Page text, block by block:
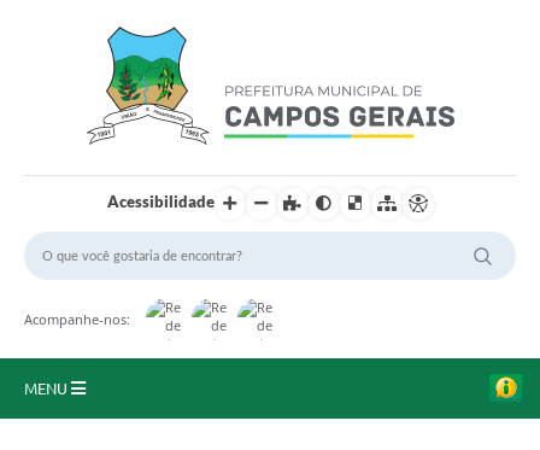
Acessibilidade
Acompanhe-nos:
MENU